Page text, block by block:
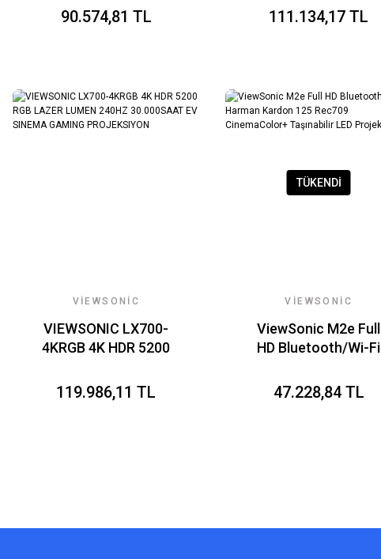
90.574,81 TL
MESAFELI LAZER
KURULUM
111.134,17 TL
VIEWSONIC
VIEWSONIC LX700-
4KRGB 4K HDR 5200
240HZ 30.000SAAT
EV SINEMA GAMING
119.986,11 TL
TÜKENDİ
VIEWSONIC
ViewSonic M2e Full
HD Bluetooth/Wi-Fi
Rec709
CinemaColor+
47.228,84 TL